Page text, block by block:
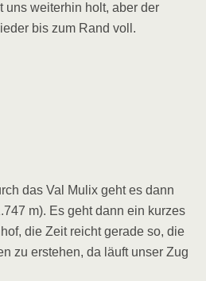
uns weiterhin holt, aber der
bis zum Rand voll.
das Val Mulix geht es dann
m). Es geht dann ein kurzes
die Zeit reicht gerade so, die
zu erstehen, da läuft unser Zug